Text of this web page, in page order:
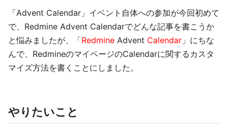
「Advent Calendar」イベント自体への参加が今回初めて
で、Redmine Advent Calendarでどんな記事を書こうか
と悩みましたが、「Redmine Advent Calendar 」にちな
んで、RedmineのマイページのCalendarに関するカスタ
マイズ方法を書くことにしました。
やりたいこと